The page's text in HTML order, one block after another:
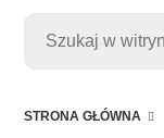
STRONA GŁÓWNA